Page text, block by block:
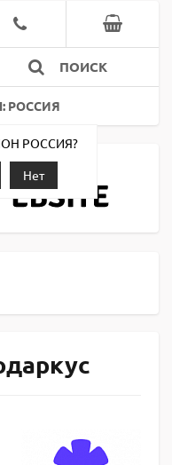
ПОИСК
РОССИЯ
РОССИЯ?
Нет